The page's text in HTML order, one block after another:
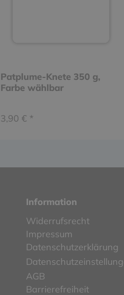
Patplume-Knete 350 g,
Farbe wählbar
3,90 € *
Information
Widerrufsrecht
Impressum
Datenschutzerklärung
AGB
Barrierefreiheit